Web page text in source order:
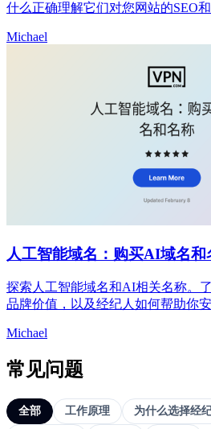
什么正确理解它们对您网站的SEO
Michael
人工智能域名：购买AI域名和
探索人工智能域名和AI相关名称。
品牌价值，以及经纪人如何帮助你安
Michael
常见问题
全部 工作原理 为什么选择经